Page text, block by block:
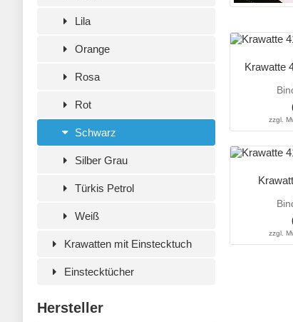
Lila
Orange
Rosa
Rot
Schwarz
Silber Grau
Türkis Petrol
Weiß
Krawatten mit Einstecktuch
Einstecktücher
Hersteller
Krawatte
zzgl.
zzgl.